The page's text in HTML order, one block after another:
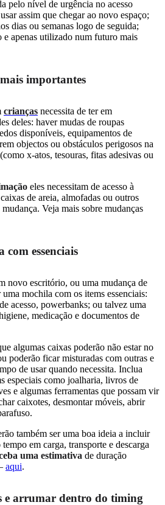
pelo nível de urgência no acesso
assim que chegar ao novo espaço;
dias ou semanas logo de seguida;
e apenas utilizado num futuro mais
importantes
crianças necessita de ter em
deles: haver mudas de roupas
disponíveis, equipamentos de
objectos ou obstáculos perigosos na
x-atos, tesouras, fitas adesivas ou
eles necessitam de acesso à
de areia, almofadas ou outros
Veja mais sobre mudanças
essenciais
novo escritório, ou uma mudança de
mochila com os items essenciais:
acesso, powerbanks; ou talvez uma
medicação e documentos de
algumas caixas poderão não estar no
poderão ficar misturadas com outras e
de usar quando necessita. Inclua
especiais como joalharia, livros de
e algumas ferramentas que possam vir
caixotes, desmontar móveis, abrir
também ser uma boa ideia a incluir
em carga, transporte e descarga
uma estimativa de duração
aqui.
e arrumar dentro do timing